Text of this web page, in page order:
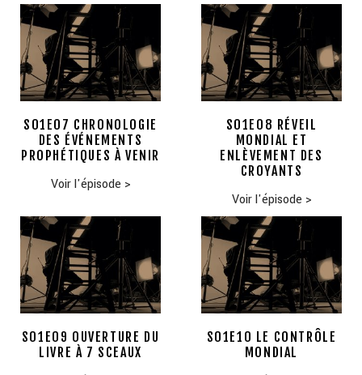
S01E07 CHRONOLOGIE
DES ÉVÉNEMENTS
PROPHÉTIQUES À VENIR
Voir l'épisode >
S01E08 RÉVEIL
MONDIAL ET
ENLÈVEMENT DES
CROYANTS
Voir l'épisode >
S01E09 OUVERTURE DU
LIVRE À 7 SCEAUX
S01E10 LE CONTRÔLE
MONDIAL